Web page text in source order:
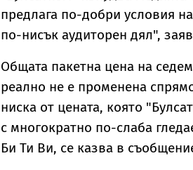
предлага по-добри условия
по-нисък аудиторен дял",
Общата пакетна цена на
реално не е променена
ниска от цената, която
с многократно по-слаба
Би Ти Ви, се казва в